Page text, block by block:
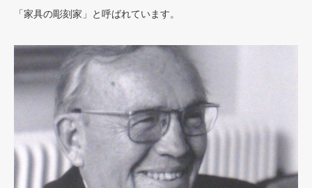
「家具の彫刻家」と呼ばれています。